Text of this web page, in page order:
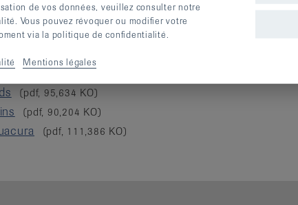
490,776 KO)
(pdf, 110,643 KO)
(pdf, 95,634 KO)
(pdf, 90,204 KO)
(pdf, 111,386 KO)
de vos données, veuillez consulter notre
Vous pouvez révoquer ou modifier votre
via la politique de confidentialité.
Mentions légales